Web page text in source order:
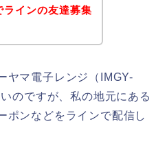
ラインの友達募集
ヤマ電子レンジ（IMGY-
のですが、私の地元にある
ポンなどをラインで配信し